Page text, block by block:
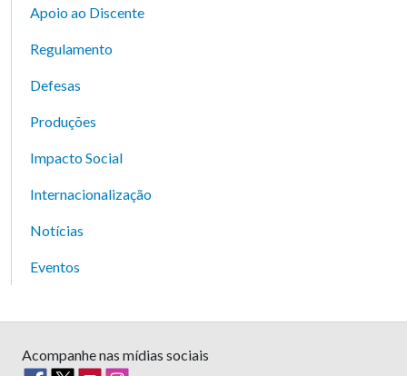
Apoio ao Discente
Regulamento
Defesas
Produções
Impacto Social
Internacionalização
Notícias
Eventos
Acompanhe nas mídias sociais